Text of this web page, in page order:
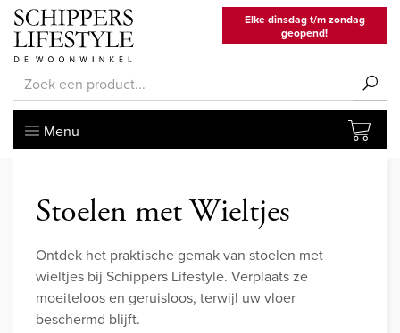
Elke dinsdag t/m zondag
geopend!
Menu
Stoelen met Wieltjes
Ontdek het praktische gemak van stoelen met
wieltjes bij Schippers Lifestyle. Verplaats ze
moeiteloos en geruisloos, terwijl uw vloer
beschermd blijft.